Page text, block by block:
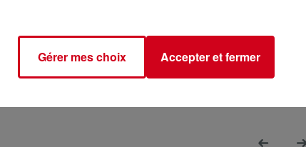
retrouvez l’histoire de vos titres préférés des années 60,
Gérer mes choix Accepter et fermer